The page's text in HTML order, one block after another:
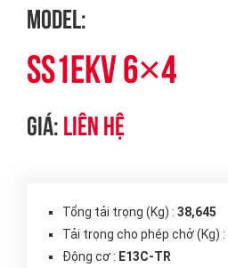
Model:
SS1EKV 6×4
Giá:Liên hệ
Tổng tải trọng (Kg) : 38,645
Tải trọng cho phép chở (Kg) :
Động cơ : E13C-TR